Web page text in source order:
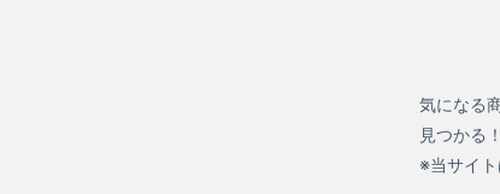
気になる
見つかる！
※当サイ